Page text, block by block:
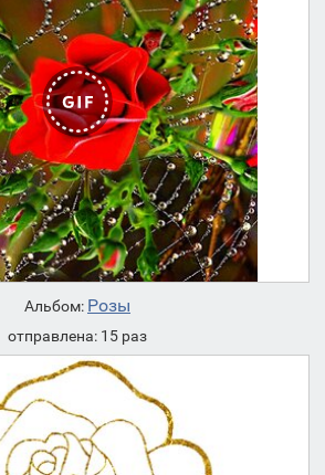
Альбом: Розы
отправлена: 15 раз